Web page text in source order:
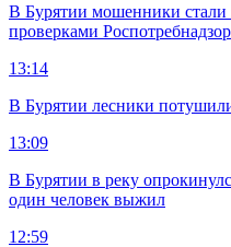
В Бурятии мошенники стали
проверками
13:14
В Бурятии лесники
13:09
В Бурятии в реку
один человек выжил
12:59